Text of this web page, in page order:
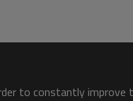
to constantly